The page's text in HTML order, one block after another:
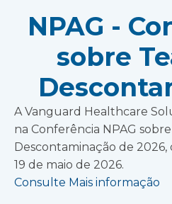
NPAG -
sobre
A Vanguard Healthcare
na Conferência NPAG
Descontaminação de
19 de maio de 2026.
Consulte Mais informação